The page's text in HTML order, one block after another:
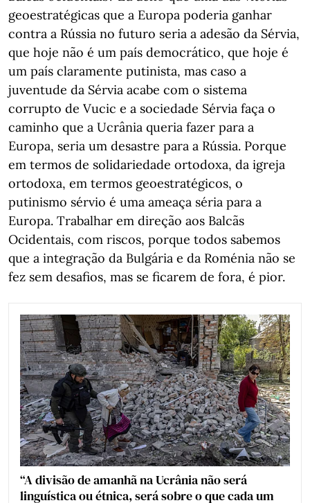
geoestratégicas que a Europa poderia ganhar
contra a Rússia no futuro seria a adesão da Sérvia,
que hoje não é um país democrático, que hoje é
um país claramente putinista, mas caso a
juventude da Sérvia acabe com o sistema
corrupto de Vucic e a sociedade Sérvia faça o
caminho que a Ucrânia queria fazer para a
Europa, seria um desastre para a Rússia. Porque
em termos de solidariedade ortodoxa, da igreja
ortodoxa, em termos geoestratégicos, o
putinismo sérvio é uma ameaça séria para a
Europa. Trabalhar em direção aos Balcãs
Ocidentais, com riscos, porque todos sabemos
que a integração da Bulgária e da Roménia não se
fez sem desafios, mas se ficarem de fora, é pior.
“A divisão de amanhã na Ucrânia não será
linguística ou étnica, será sobre o que cada um